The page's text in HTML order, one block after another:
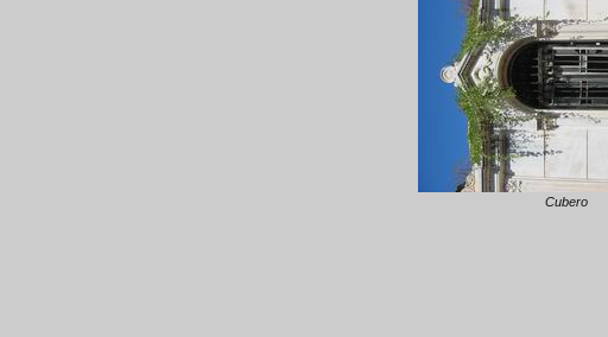
Cubero